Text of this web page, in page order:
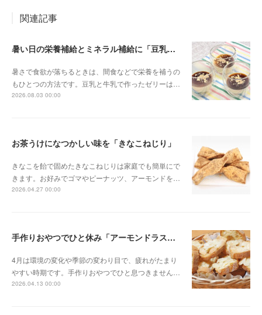
関連記事
暑い日の栄養補給とミネラル補給に「豆乳ミルクゼリー」
暑さで食欲が落ちるときは、間食などで栄養を補うの
もひとつの方法です。豆乳と牛乳で作ったゼリーは…
2026.08.03 00:00
お茶うけになつかしい味を「きなこねじり」
きなこを飴で固めたきなこねじりは家庭でも簡単にで
きます。お好みでゴマやピーナッツ、アーモンドを…
2026.04.27 00:00
手作りおやつでひと休み「アーモンドラスク」
4月は環境の変化や季節の変わり目で、疲れがたまり
やすい時期です。手作りおやつでひと息つきません…
2026.04.13 00:00